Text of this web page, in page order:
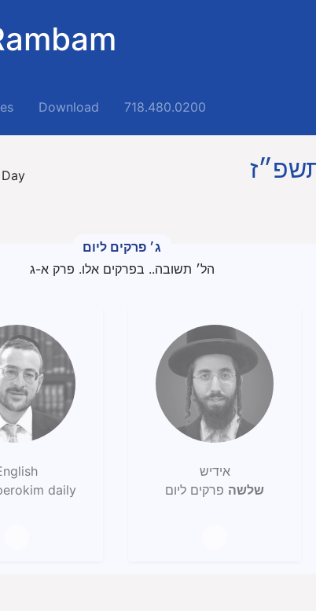
Download 718.480.0200
ג׳ פרקים ליום
הל׳ תשובה.. בפרקים אלו. פרק א-ג
אידיש
שלשה פרקים ליום
daily